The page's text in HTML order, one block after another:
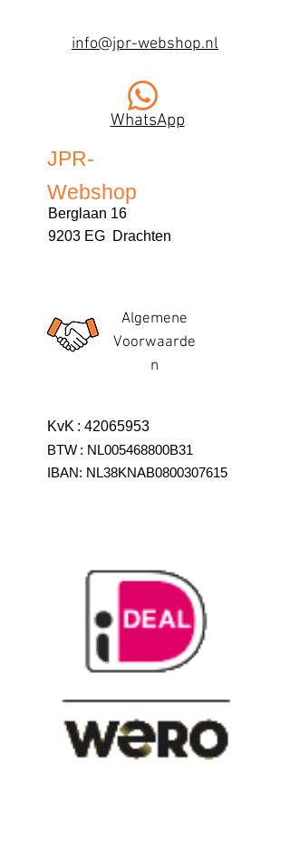
info@jpr-webshop.nl
WhatsApp
JPR-
Webshop
Berglaan 16
9203 EG Drachten
Algemene
Voorwaarde
n
KvK : 42065953
BTW : NL005468800B31
IBAN: NL38KNAB0800307615